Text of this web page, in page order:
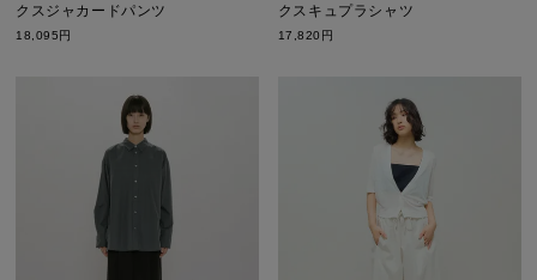
クスジャカードパンツ
18,095円
クスキュプラシャツ
17,820円